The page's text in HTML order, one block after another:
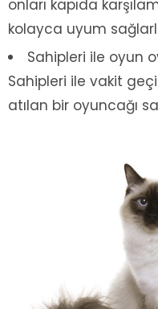
onları kapıda
kolayca uyum
Sahipleri ile oyun
Sahipleri ile vakit
atılan bir oyuncağı